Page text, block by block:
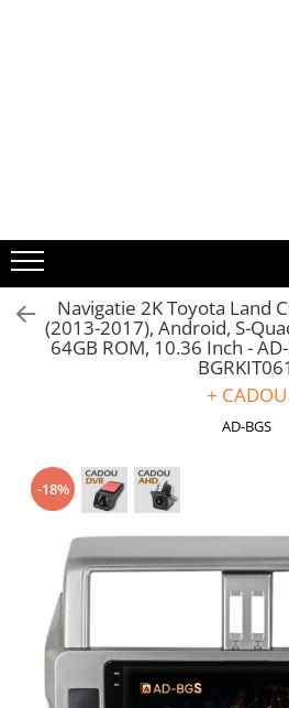
Volkswagen
Audi
Skoda
Peugeot
Navigatie 2K Toyota Land
(2013-2017), Android, S-
64GB ROM, 10.36 Inch -
BGRKIT061
+ CADOU
AD-BGS
-18%